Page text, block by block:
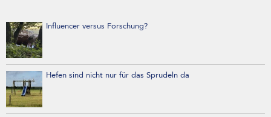
Influencer versus Forschung?
Hefen sind nicht nur für das Sprudeln da